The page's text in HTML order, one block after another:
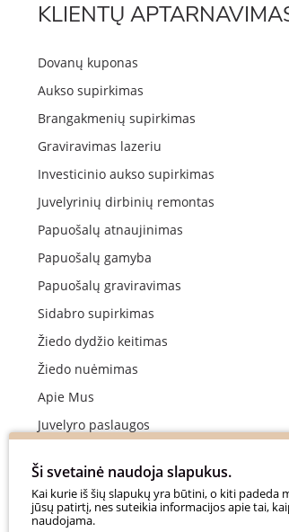
KLIENTŲ
Dovanų kuponas
Aukso supirkimas
Brangakmenių supirkimas
Graviravimas lazeriu
Investicinio aukso supirkimas
Juvelyrinių dirbinių remontas
Papuošalų atnaujinimas
Papuošalų gamyba
Papuošalų graviravimas
Sidabro supirkimas
Žiedo dydžio keitimas
Žiedo nuėmimas
Apie Mus
Juvelyro paslaugos
Sužadėtuvių žiedų gamyba
Apmokėjimas
Ši svetainė naudoja slapukus.
Kai kurie iš šių slapukų yra būtini, o kiti padeda
jūsų patirtį, nes suteikia informacijos apie tai,
naudojama.